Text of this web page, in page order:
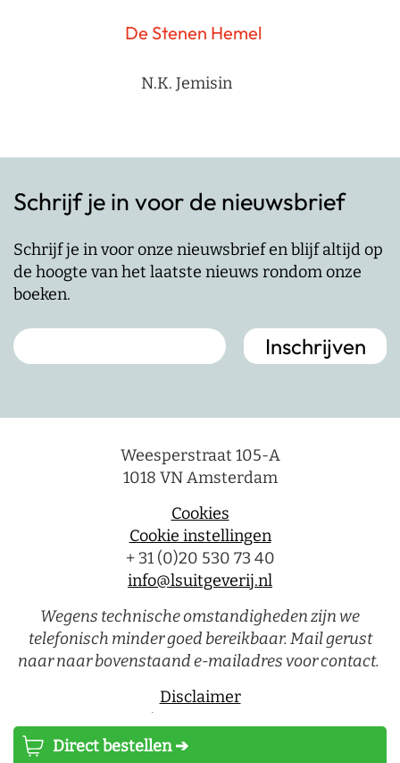
Direct bestellen ➔
De Stenen Hemel
N.K. Jemisin
Schrijf je in voor de nieuwsbrief
Schrijf je in voor onze nieuwsbrief en blijf altijd op
de hoogte van het laatste nieuws rondom onze
boeken.
Weesperstraat 105-A
1018 VN Amsterdam
Cookies
Cookie instellingen
+ 31 (0)20 530 73 40
info@lsuitgeverij.nl
Wegens technische omstandigheden zijn we
telefonisch minder goed bereikbaar. Mail gerust
naar naar bovenstaand e-mailadres voor contact.
Disclaimer
Privacystatement
Luitingh-Sijthoff © 2026